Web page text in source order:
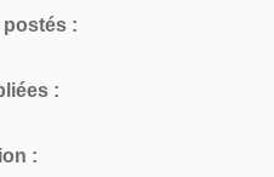
:
:
: